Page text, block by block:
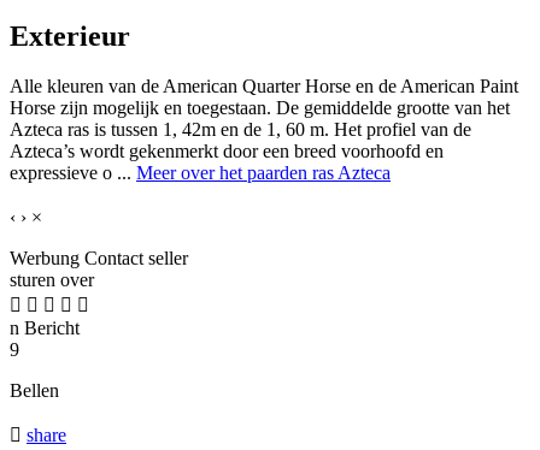
Exterieur
Alle kleuren van de American Quarter Horse en de American Paint
Horse zijn mogelijk en toegestaan. De gemiddelde grootte van het
Azteca ras is tussen 1, 42m en de 1, 60 m. Het profiel van de
Azteca’s wordt gekenmerkt door een breed voorhoofd en
expressieve o ... Meer over het paarden ras Azteca
‹ › ×
Werbung Contact seller
sturen over
    
n Bericht
9
Bellen
 share